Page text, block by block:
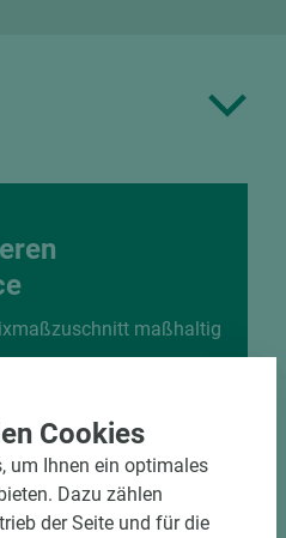
maßhaltig
Wunsch möglich
kundengerechte
Cookies
um Ihnen ein optimales
Dazu zählen
der Seite und für die